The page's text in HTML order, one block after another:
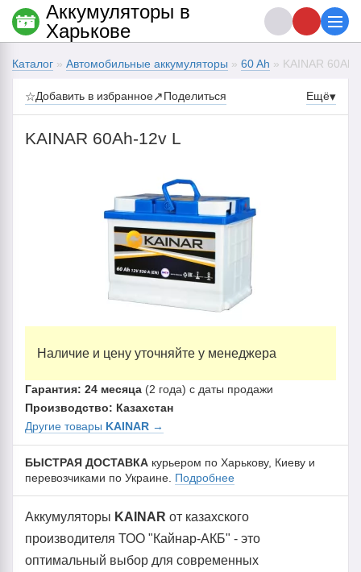
Каталог » Автомобильные аккумуляторы » 60 Ah » KAINAR 60Ah-
☆Добавить в избранное↗Поделиться Ещё▾
KAINAR 60Ah-12v L
Наличие и цену уточняйте у менеджера
Гарантия: 24 месяца (2 года) с даты продажи
Производство: Казахстан
Другие товары KAINAR →
БЫСТРАЯ ДОСТАВКА курьером по Харькову, Киеву и
перевозчиками по Украине. Подробнее
Аккумуляторы KAINAR от казахского
производителя ТОО "Кайнар-АКБ" - это
оптимальный выбор для современных
Аккумуляторы в
Харькове